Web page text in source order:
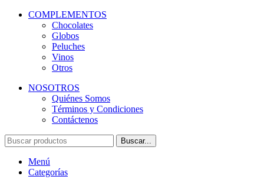
COMPLEMENTOS
Chocolates
Globos
Peluches
Vinos
Otros
NOSOTROS
Quiénes Somos
Términos y Condiciones
Contáctenos
Buscar...
Menú
Categorías